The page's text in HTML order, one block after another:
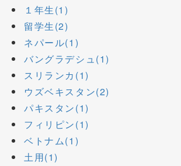
１年生(1)
留学生(2)
ネパール(1)
バングラデシュ(1)
スリランカ(1)
ウズベキスタン(2)
パキスタン(1)
フィリピン(1)
ベトナム(1)
土用(1)